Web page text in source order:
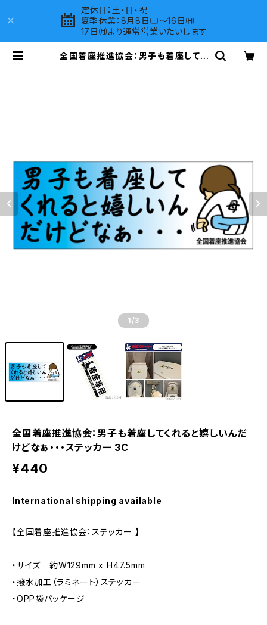
定休日：土・日・祝
夏季休業：8月8日㈯～16日㈰
17日㈪より通常営業いたいします
全国着座推進協会：男子も着座してく
1 /3
全国着座推進協会：男子も着座してくれると嬉しいんだ
けどなぁ・・・ステッカー 3C
¥440
International shipping available
【全国着座推進協会：ステッカー 】
・サイズ 約W129mm x H47.5mm
・撥水加工（ラミネート）ステッカー
・OPP袋パッケージ